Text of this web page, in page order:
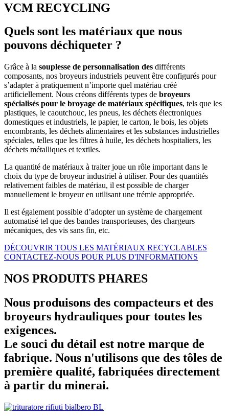
VCM RECYCLING
Quels sont les matériaux que nous
pouvons déchiqueter ?
Grâce à la souplesse de personnalisation des différents
composants, nos broyeurs industriels peuvent être configurés pour
s’adapter à pratiquement n’importe quel matériau créé
artificiellement. Nous créons différents types de broyeurs
spécialisés pour le broyage de matériaux spécifiques, tels que les
plastiques, le caoutchouc, les pneus, les déchets électroniques
domestiques et industriels, le papier, le carton, le bois, les objets
encombrants, les déchets alimentaires et les substances industrielles
spéciales, telles que les filtres à huile, les déchets hospitaliers, les
déchets métalliques et textiles.
La quantité de matériaux à traiter joue un rôle important dans le
choix du type de broyeur industriel à utiliser. Pour des quantités
relativement faibles de matériau, il est possible de charger
manuellement le broyeur en utilisant une trémie appropriée.
Il est également possible d’adopter un système de chargement
automatisé tel que des bandes transporteuses, des chargeurs
mécaniques, des vis sans fin, etc.
DÉCOUVRIR TOUS LES MATÉRIAUX RECYCLABLES
CONTACTEZ-NOUS POUR PLUS D'INFORMATIONS
NOS PRODUITS PHARES
Nous produisons des compacteurs et des
broyeurs hydrauliques pour toutes les
exigences.
Le souci du détail est notre marque de
fabrique. Nous n'utilisons que des tôles de
première qualité, fabriquées directement
à partir du minerai.